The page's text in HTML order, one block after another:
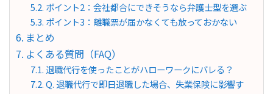
ポイント2：会社都合にできそうなら弁護士型を選ぶ
ポイント3：離職票が届かなくても放っておかない
まとめ
よくある質問（FAQ）
退職代行を使ったことがハローワークにバレる？
Q. 退職代行で即日退職した場合、失業保険に影響す